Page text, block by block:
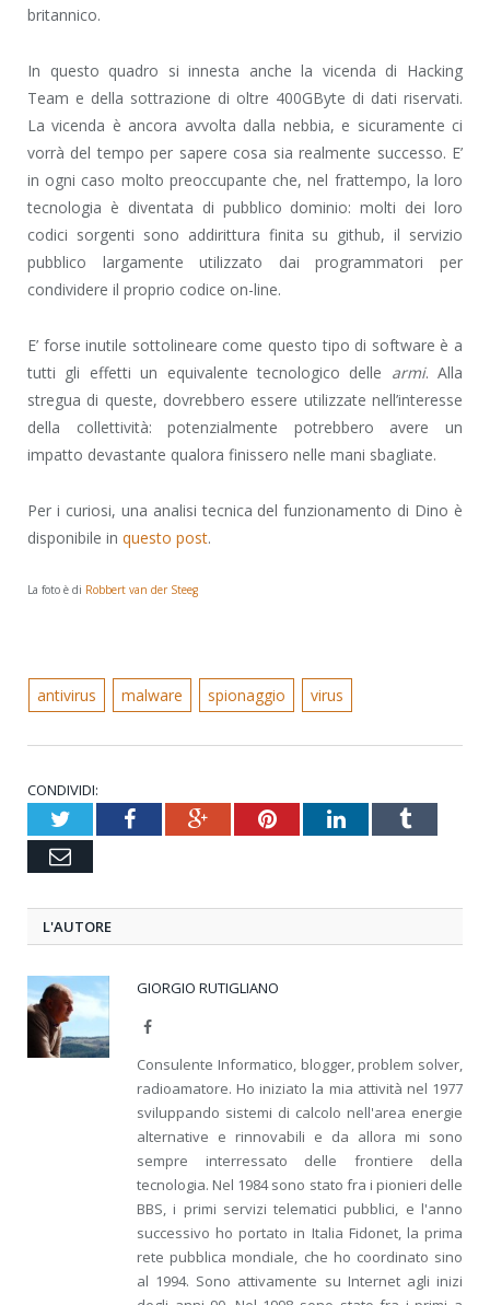
britannico.
In questo quadro si innesta anche la vicenda di Hacking
Team e della sottrazione di oltre 400GByte di dati riservati.
La vicenda è ancora avvolta dalla nebbia, e sicuramente ci
vorrà del tempo per sapere cosa sia realmente successo. E’
in ogni caso molto preoccupante che, nel frattempo, la loro
tecnologia è diventata di pubblico dominio: molti dei loro
codici sorgenti sono addirittura finita su github, il servizio
pubblico largamente utilizzato dai programmatori per
condividere il proprio codice on-line.
E’ forse inutile sottolineare come questo tipo di software è a
tutti gli effetti un equivalente tecnologico delle armi. Alla
stregua di queste, dovrebbero essere utilizzate nell’interesse
della collettività: potenzialmente potrebbero avere un
impatto devastante qualora finissero nelle mani sbagliate.
Per i curiosi, una analisi tecnica del funzionamento di Dino è
disponibile in questo post.
La foto è di Robbert van der Steeg
antivirus malware spionaggio virus
CONDIVIDI:
TwitterFacebookGoogle+PinterestLinkedInTumblr
Email
L'AUTORE
GIORGIO RUTIGLIANO
Facebook
Consulente Informatico, blogger, problem solver,
radioamatore. Ho iniziato la mia attività nel 1977
sviluppando sistemi di calcolo nell'area energie
alternative e rinnovabili e da allora mi sono
sempre interressato delle frontiere della
tecnologia. Nel 1984 sono stato fra i pionieri delle
BBS, i primi servizi telematici pubblici, e l'anno
successivo ho portato in Italia Fidonet, la prima
rete pubblica mondiale, che ho coordinato sino
al 1994. Sono attivamente su Internet agli inizi